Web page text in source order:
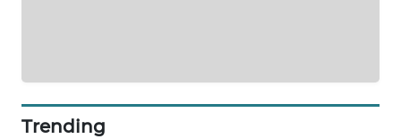
Trending
WN